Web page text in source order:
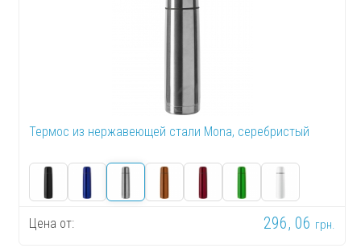
Термос из нержавеющей стали Mona, серебристый
Цена от: 296, 06 грн.